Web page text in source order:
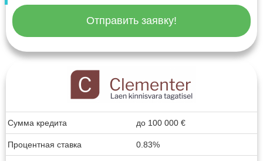
Отправить заявку!
Сумма кредита до 100 000 €
Процентная ставка 0.83%